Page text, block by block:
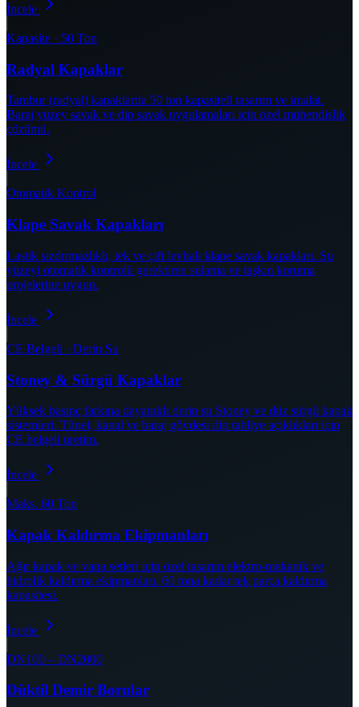
İncele
Kapasite · 50 Ton
Radyal Kapaklar
Tambur (radyal) kapaklarda 50 ton kapasiteli tasarım ve imalat.
Baraj yüzey savak ve dip savak uygulamaları için özel mühendislik
çözümü.
İncele
Otomatik Kontrol
Klape Savak Kapakları
Lastik sızdırmazlıklı, tek ve çift levhalı klape savak kapakları. Su
yüzeyi otomatik kontrolü gerektiren sulama ve taşkın koruma
projelerine uygun.
İncele
CE Belgeli · Derin Su
Stoney & Sürgü Kapaklar
Yüksek basınç farkına dayanıklı derin su Stoney ve düz sürgü kapak
sistemleri. Tünel, kanal ve baraj gövdesi dip tahliye açıklıkları için
CE belgeli üretim.
İncele
Maks. 60 Ton
Kapak Kaldırma Ekipmanları
Ağır kapak ve vana setleri için özel tasarım elektro-mekanik ve
hidrolik kaldırma ekipmanları. 60 tona kadar tek parça kaldırma
kapasitesi.
İncele
DN100 – DN2000
Düktil Demir Borular